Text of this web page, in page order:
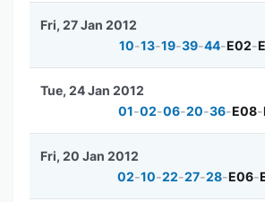
10-13-19-39-44-E02-
Fri, 27 Jan 2012
01-02-06-20-36-E08-
Tue, 24 Jan 2012
02-10-22-27-28-E06-
Fri, 20 Jan 2012